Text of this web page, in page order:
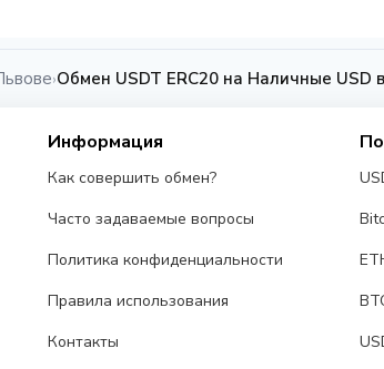
›Обмен USDT ERC20 на Наличные USD
Информация
Как совершить обмен?
Часто задаваемые вопросы
Политика конфиденциальности
Правила использования
Контакты